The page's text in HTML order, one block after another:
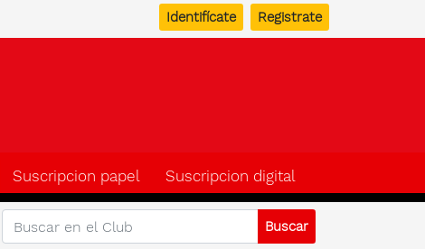
Identifícate Registrate
Suscripcion papel Suscripcion digital